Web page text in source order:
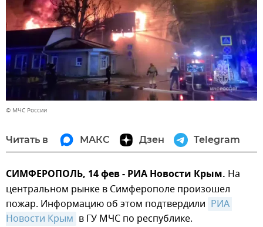
© МЧС России
Читать в МАКС Дзен Telegram
СИМФЕРОПОЛЬ, 14 фев - РИА Новости Крым. На
центральном рынке в Симферополе произошел
пожар. Информацию об этом подтвердили РИА
Новости Крым в ГУ МЧС по республике.